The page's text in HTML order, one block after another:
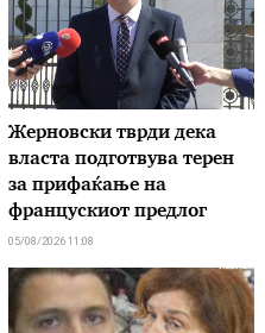
Жерновски тврди дека
власта подготвува терен
за прифаќање на
францускиот предлог
05/08/2026 11:08